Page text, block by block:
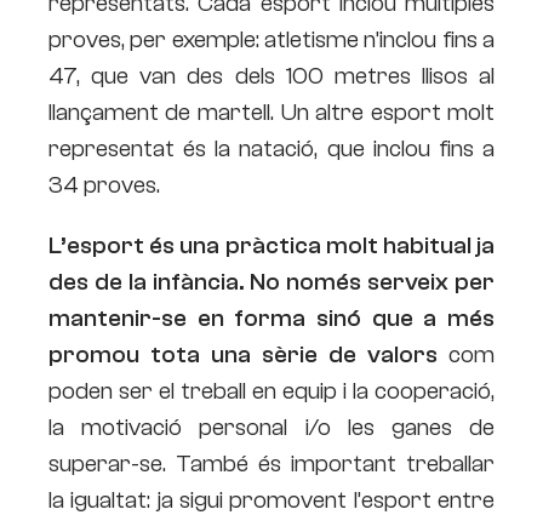
proves, per exemple: atletisme n’inclou fins a
47, que van des dels 100 metres llisos al
llançament de martell. Un altre esport molt
representat és la natació, que inclou fins a
34 proves.
L’esport és una pràctica molt habitual ja
des de la infància. No només serveix per
mantenir-se en forma sinó que a més
promou tota una sèrie de valors com
poden ser el treball en equip i la cooperació,
la motivació personal i/o les ganes de
superar-se. També és important treballar
la igualtat: ja sigui promovent l’esport entre